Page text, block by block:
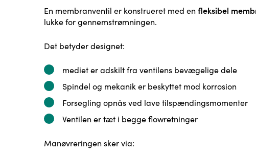
En membranventil er konstrueret med en fleksibel
lukke for gennemstrømningen.
Det betyder designet:
mediet er adskilt fra ventilens bevægelige dele
Spindel og mekanik er beskyttet mod korrosion
Forsegling opnås ved lave tilspændingsmomenter
Ventilen er tæt i begge flowretninger
Manøvreringen sker via: